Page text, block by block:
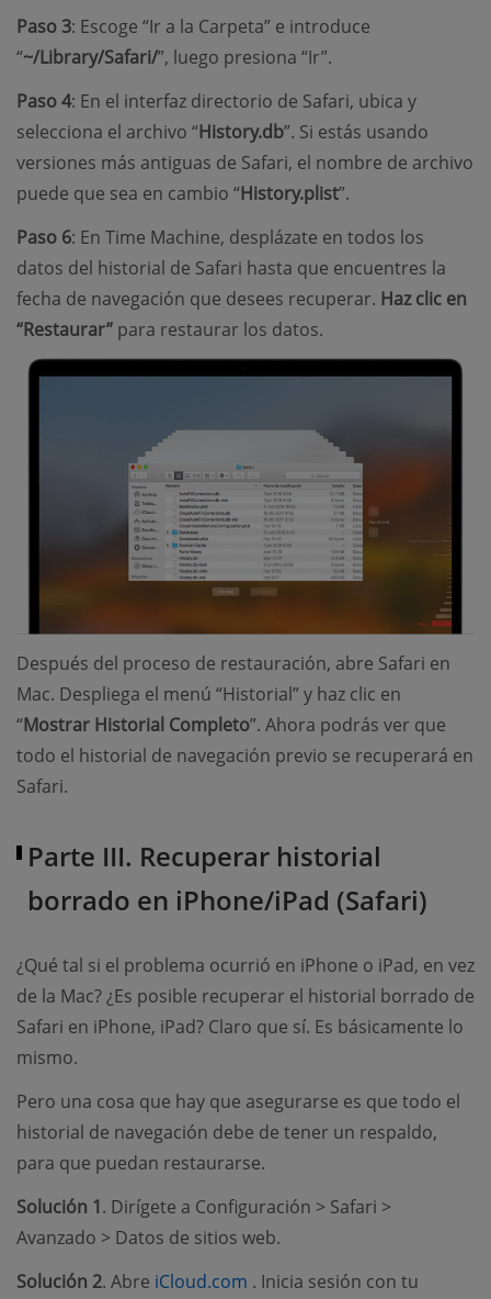
Paso 3: Escoge “Ir a la Carpeta” e introduce
“~/Library/Safari/”, luego presiona “Ir”.
Paso 4: En el interfaz directorio de Safari, ubica y
selecciona el archivo “History.db”. Si estás usando
versiones más antiguas de Safari, el nombre de archivo
puede que sea en cambio “History.plist”.
Paso 6: En Time Machine, desplázate en todos los
datos del historial de Safari hasta que encuentres la
fecha de navegación que desees recuperar. Haz clic en
“Restaurar” para restaurar los datos.
Después del proceso de restauración, abre Safari en
Mac. Despliega el menú “Historial” y haz clic en
“Mostrar Historial Completo”. Ahora podrás ver que
todo el historial de navegación previo se recuperará en
Safari.
Parte III. Recuperar historial
borrado en iPhone/iPad (Safari)
¿Qué tal si el problema ocurrió en iPhone o iPad, en vez
de la Mac? ¿Es posible recuperar el historial borrado de
Safari en iPhone, iPad? Claro que sí. Es básicamente lo
mismo.
Pero una cosa que hay que asegurarse es que todo el
historial de navegación debe de tener un respaldo,
para que puedan restaurarse.
Solución 1. Dirígete a Configuración > Safari >
Avanzado > Datos de sitios web.
Solución 2. Abre iCloud.com (opens new window)
. Inicia sesión con tu